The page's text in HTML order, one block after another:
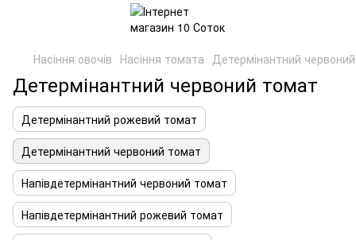
Насіння овочів Насіння томата Детермінантний
Детермінантний червоний томат
Детермінантний рожевий томат
Детермінантний червоний томат
Напівдетермінантний червоний томат
Напівдетермінантний рожевий томат